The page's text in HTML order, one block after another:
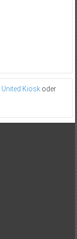
United Kioskoder